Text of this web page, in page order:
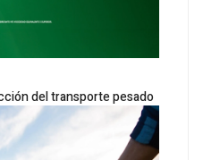
del transporte pesado